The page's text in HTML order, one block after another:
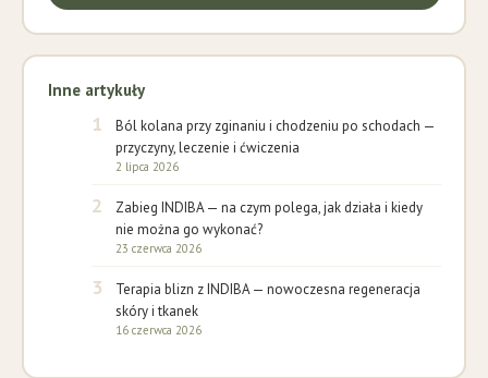
Inne artykuły
1
Ból kolana przy zginaniu i chodzeniu po schodach —
przyczyny, leczenie i ćwiczenia
2 lipca 2026
2
Zabieg INDIBA — na czym polega, jak działa i kiedy
nie można go wykonać?
23 czerwca 2026
3
Terapia blizn z INDIBA — nowoczesna regeneracja
skóry i tkanek
16 czerwca 2026